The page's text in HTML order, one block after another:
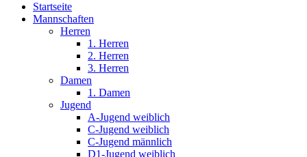
Startseite
Mannschaften
Herren
1. Herren
2. Herren
3. Herren
Damen
1. Damen
Jugend
A-Jugend weiblich
C-Jugend weiblich
C-Jugend männlich
D1-Jugend weiblich